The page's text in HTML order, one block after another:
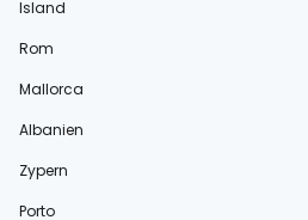
Island
Rom
Mallorca
Albanien
Zypern
Porto